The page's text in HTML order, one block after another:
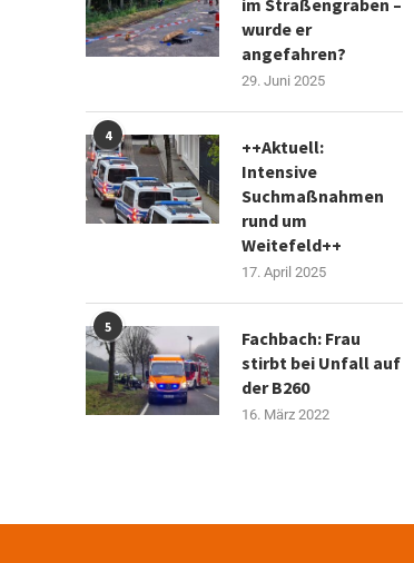
wurde er
angefahren?
29. Juni 2025
4
++Aktuell:
Intensive
Suchmaßnahmen
rund um
Weitefeld++
17. April 2025
5
Fachbach: Frau
stirbt bei Unfall auf
der B260
16. März 2022